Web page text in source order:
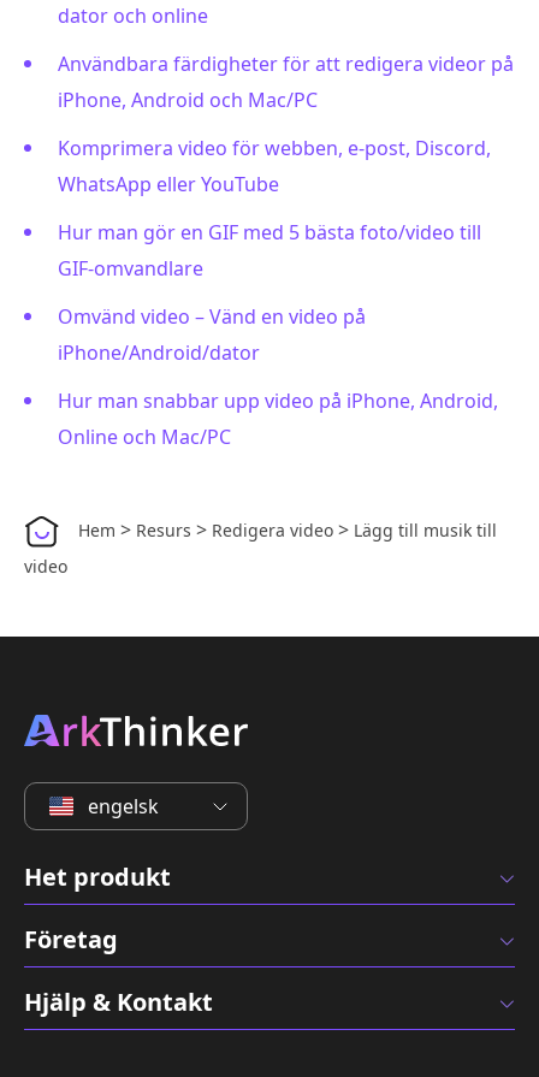
dator och online
Användbara färdigheter för att redigera videor på
iPhone, Android och Mac/PC
Komprimera video för webben, e-post, Discord,
WhatsApp eller YouTube
Hur man gör en GIF med 5 bästa foto/video till
GIF-omvandlare
Omvänd video – Vänd en video på
iPhone/Android/dator
Hur man snabbar upp video på iPhone, Android,
Online och Mac/PC
Hem > Resurs > Redigera video > Lägg till musik till
video
engelsk
Het produkt
Företag
Hjälp & Kontakt